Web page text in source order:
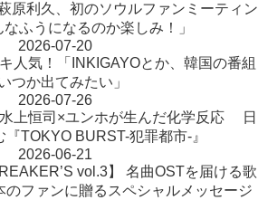
原利久、初のソウルファンミーティン
ふうになるのか楽しみ！」
2026-07-20
人気！「INKIGAYOとか、韓国の番組
つか出てみたい」
2026-07-26
水上恒司×ユンホが生んだ化学反応 日
TOKYO BURST-犯罪都市-』
2026-06-21
vol.3】 名曲OSTを届ける歌
のファンに贈るスペシャルメッセージ